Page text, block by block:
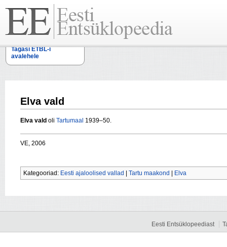
Tagasi ETBL-i
avalehele
Elva vald
Elva vald oli Tartumaal 1939–50.
VE, 2006
Kategooriad: Eesti ajaloolised vallad Tartu maakond Elva
Eesti Entsüklopeediast